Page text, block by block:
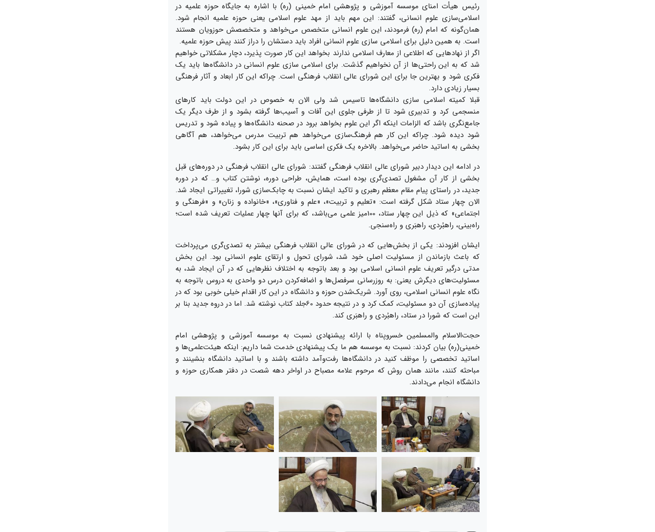
رئیس هیأت امنای موسسه آموزشی و پژوهشی امام خمینی (ره) با اشاره به جایگاه حوزه علمیه در
اسلامی‌سازی علوم انسانی، گفتند: این مهم باید از مهد علوم اسلامی یعنی حوزه علمیه انجام شود.
همان‌گونه که امام (ره) فرمودند، این علوم انسانی متخصص می‌خواهد و متخصصش حوزویان هستند
است. به همین دلیل برای اسلامی سازی علوم انسانی افراد باید دستشان را دراز کنند پیش حوزه علمیه.
اگر از نهادهایی که اطلاعی از معارف اسلامی ندارند بخواهد این کار صورت پذیرد، دچار مشکلاتی خواهیم
شد که به این راحتی‌ها از آن نخواهیم گذشت. برای اسلامی سازی علوم انسانی در دانشگاه‌ها باید یک
فکری شود و بهترین جا برای این شورای عالی انقلاب فرهنگی است. چراکه این کار ابعاد و آثار فرهنگی
بسیار زیادی دارد.
قبلا کمیته اسلامی سازی دانشگاه‌ها تاسیس شد ولی الان به خصوص در این دولت باید کارهای
منسجمی کرد و تدبیری شود تا از طرفی جلوی این آفات و آسیب‌ها گرفته بشود و از طرف دیگر یک
جامع‌نگری باشد که الزامات اینکه اگر این علوم بخواهد برود در صحنه دانشگاه‌ها و پیاده شود و تدریس
شود دیده شود. چراکه این کار هم فرهنگ‌سازی می‌خواهد هم تربیت مدرس می‌خواهد، هم آگاهی
بخشی به اساتید حاضر می‌خواهد. بالاخره یک فکری اساسی باید برای این کار بشود.
در ادامه این دیدار دبیر شورای عالی انقلاب فرهنگی گفتند: شورای عالی انقلاب فرهنگی در دوره‌های قبل
بخشی از کار آن مشغول تصدی‌گری بوده است، همایش، طراحی دوره، نوشتن کتاب و… که در دوره
جدید، در راستای پیام مقام معظم رهبری و تاکید ایشان نسبت به چابک‌سازی شورا، تغییراتی ایجاد شد.
الان چهار ستاد شکل گرفته است: «تعلیم و تربیت»، «علم و فناوری»، «خانواده و زنان» و «فرهنگی و
اجتماعی» که ذیل این چهار ستاد، 100میز علمی می‌باشد، که برای آنها چهار عملیات تعریف شده است؛
راه‌بینی، راهبُردی، راهبَری و راه‌سنجی.
ایشان افزودند: یکی از بخش‌هایی که در شورای عالی انقلاب فرهنگی بیشتر به تصدی‌گری می‌پرداخت
که باعث بازماندن از مسئولیت اصلی خود شد، شورای تحول و ارتقای علوم انسانی بود. این بخش
مدتی درگیر تعریف علوم انسانی اسلامی بود و بعد باتوجه به اختلاف نظرهایی که در آن ایجاد شد، به
مسئولیت‌های دیگرش یعنی: به روزرسانی سرفصل‌ها و اضافه‌کردن درس دو واحدی به دروس باتوجه به
نگاه علوم انسانی اسلامی، روی آورد. شریک‌شدن حوزه و دانشگاه در این کار اقدام خیلی خوبی بود که در
پیاده‌سازی آن دو مسئولیت، کمک کرد و در نتیجه حدود 60جلد کتاب نوشته شد. اما در دروه جدید بنا بر
این است که شورا در ستاد، راهبُردی و راهبَری کند.
حجت‌الاسلام والمسلمین خسروپناه با ارائه پیشنهادی نسبت به موسسه آموزشی و پژوهشی امام
خمینی(ره) بیان کردند: نسبت به موسسه هم ما یک پیشنهادی خدمت شما داریم: اینکه هیئت‌علمی‌ها و
اساتید تخصصی را موظف کنید در دانشگاه‌ها رفت‌وآمد داشته باشند و با اساتید دانشگاه بنشینند و
مباحثه کنند، مانند همان روش که مرحوم علامه مصباح در اواخر دهه شصت در دفتر همکاری حوزه و
دانشگاه انجام می‌دادند.